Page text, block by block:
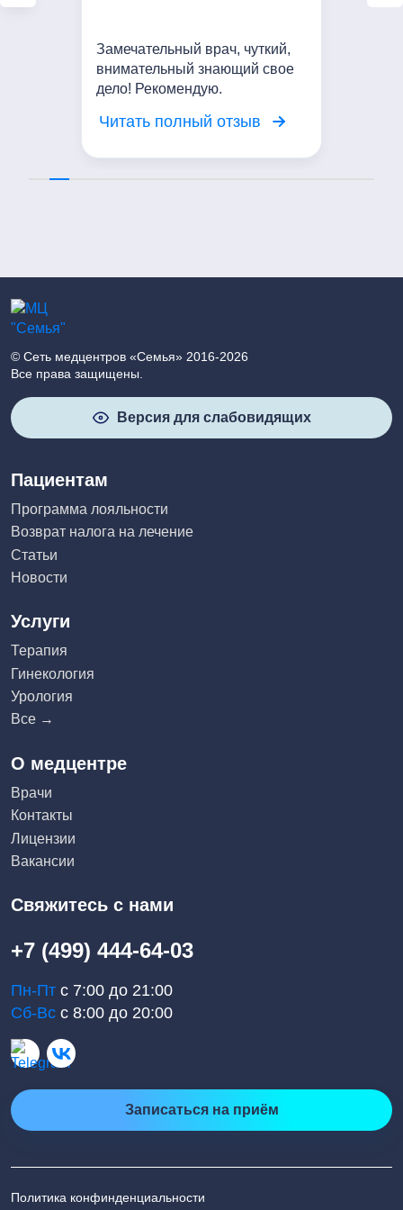
Замечательный врач, чуткий,
внимательный знающий свое
дело! Рекомендую.
Читать полный отзыв
© Сеть медцентров «Семья» 2016-2026
Все права защищены.
Версия для слабовидящих
Пациентам
Программа лояльности
Возврат налога на лечение
Статьи
Новости
Услуги
Терапия
Гинекология
Урология
Все →
О медцентре
Врачи
Контакты
Лицензии
Вакансии
Свяжитесь с нами
+7 (499) 444-64-03
Пн-Пт с 7:00 до 21:00
Сб-Вс с 8:00 до 20:00
Записаться на приём
Политика конфинденциальности